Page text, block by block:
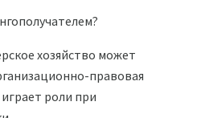
хозяйство может
правовая
роли при